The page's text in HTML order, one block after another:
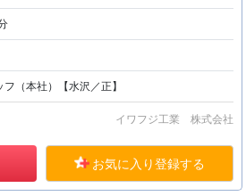
（本社）【水沢／正】
イワフジ工業 株式会社
お気に入り登録する